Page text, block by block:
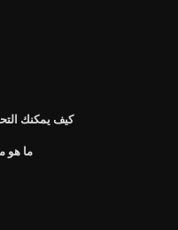
كيف يمكنك
ما هو